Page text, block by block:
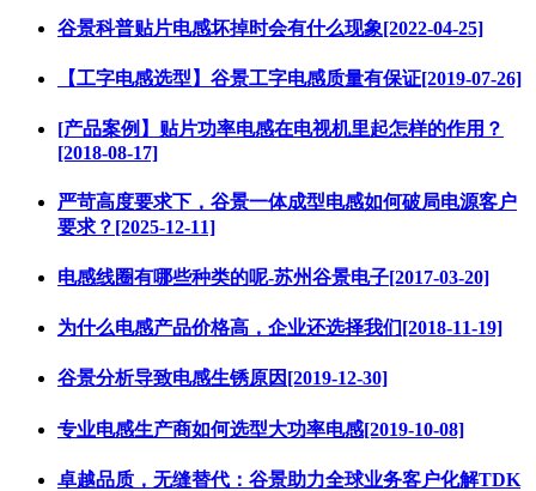
谷景科普贴片电感坏掉时会有什么现象[2022-04-25]
【工字电感选型】谷景工字电感质量有保证[2019-07-26]
[产品案例】贴片功率电感在电视机里起怎样的作用？
[2018-08-17]
严苛高度要求下，谷景一体成型电感如何破局电源客户
要求？[2025-12-11]
电感线圈有哪些种类的呢-苏州谷景电子[2017-03-20]
为什么电感产品价格高，企业还选择我们[2018-11-19]
谷景分析导致电感生锈原因[2019-12-30]
专业电感生产商如何选型大功率电感[2019-10-08]
卓越品质，无缝替代：谷景助力全球业务客户化解TDK